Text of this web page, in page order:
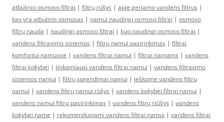
atbulinio osmoso filtrai | filtrų rūšys | apie geriamo vandens filtrus |
kas yra atbulinis osmosas | namui naudingi osmoso filtrai | osmoso
filtrų nauda | naudingi osmoso filtrai | kuo naudingi osmoso filtrai |
vandens filtravimo sistemos | filtrų namui pasirinkimas | filtrai
komfortui namuose | vandens filtrai namui | filtrai namams | vandens
filtrai kokybei | tinkamiausi vandens filtrai namui | vandens filtravimo
sistemos namui | filtrų sprendimai namui | ieškome vandens filtrų
namui | vandens filtrų namui rūšys | vandens kokybei filtrai namui |
vandens namui filtrų pasirinkimas | vandens filtrų rtūšys | vandens
kokybei name | rekomenduojami vandens filtrai namui | vandens filtrai